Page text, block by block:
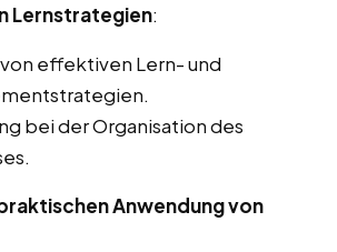
Lernstrategien:
effektiven Lern- und
bei der Organisation des
Anwendung von